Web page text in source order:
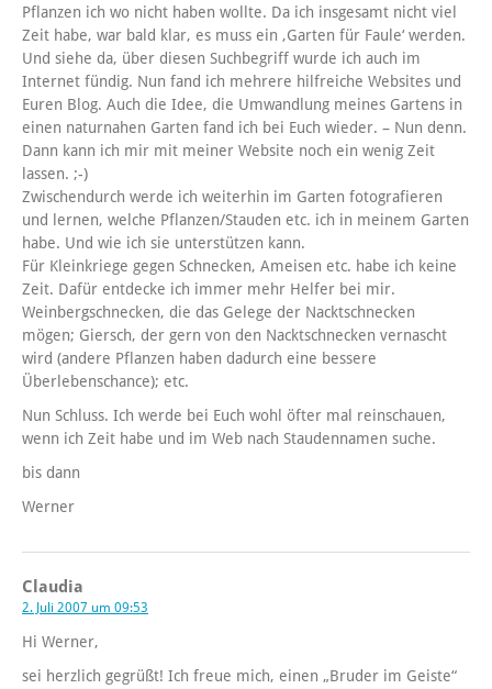
Pflanzen ich wo nicht haben wollte. Da ich insgesamt nicht viel
Zeit habe, war bald klar, es muss ein ‚Garten für Faule‘ werden.
Und siehe da, über diesen Suchbegriff wurde ich auch im
Internet fündig. Nun fand ich mehrere hilfreiche Websites und
Euren Blog. Auch die Idee, die Umwandlung meines Gartens in
einen naturnahen Garten fand ich bei Euch wieder. – Nun denn.
Dann kann ich mir mit meiner Website noch ein wenig Zeit
lassen. ;-)
Zwischendurch werde ich weiterhin im Garten fotografieren
und lernen, welche Pflanzen/Stauden etc. ich in meinem Garten
habe. Und wie ich sie unterstützen kann.
Für Kleinkriege gegen Schnecken, Ameisen etc. habe ich keine
Zeit. Dafür entdecke ich immer mehr Helfer bei mir.
Weinbergschnecken, die das Gelege der Nacktschnecken
mögen; Giersch, der gern von den Nacktschnecken vernascht
wird (andere Pflanzen haben dadurch eine bessere
Überlebenschance); etc.
Nun Schluss. Ich werde bei Euch wohl öfter mal reinschauen,
wenn ich Zeit habe und im Web nach Staudennamen suche.
bis dann
Werner
Claudia
2. Juli 2007 um 09:53
Hi Werner,
sei herzlich gegrüßt! Ich freue mich, einen „Bruder im Geiste“